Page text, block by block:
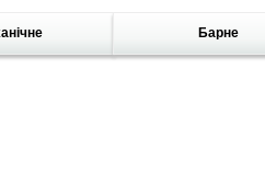
Барне